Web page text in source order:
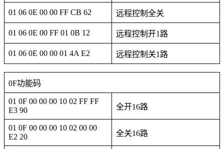
01 06 0E 00 00 FF CB 62 远程控制全关
01 06 0E 00 FF 01 0B 12 远程控制开1路
01 06 0E 00 00 01 4A E2 远程控制关1路
0F功能码
01 0F 00 00 00 10 02 FF FF
E3 90
全开16路
01 0F 00 00 00 10 02 00 00
E2 20
全关16路